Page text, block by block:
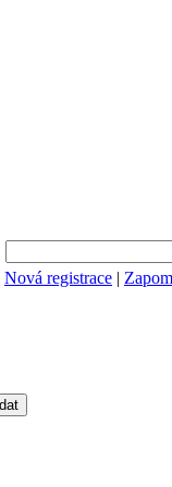
Nová registrace |